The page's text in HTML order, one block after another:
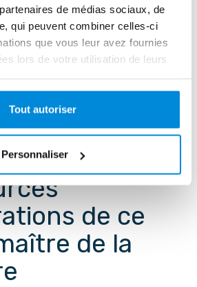
de médias sociaux, de
qui peuvent combiner celles-ci
que vous leur avez fournies
lors de votre utilisation de leurs
Tout autoriser
Personnaliser
de ce
de la